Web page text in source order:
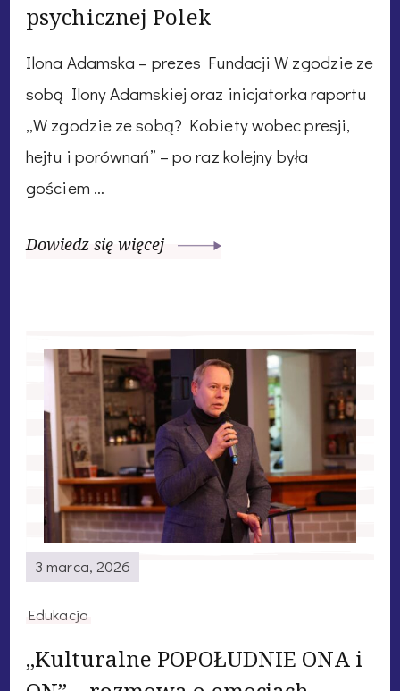
psychicznej Polek
Ilona Adamska – prezes Fundacji W zgodzie ze
sobą Ilony Adamskiej oraz inicjatorka raportu
„W zgodzie ze sobą? Kobiety wobec presji,
hejtu i porównań” – po raz kolejny była
gościem …
Dowiedz się więcej
3 marca, 2026
Edukacja
„Kulturalne POPOŁUDNIE ONA i